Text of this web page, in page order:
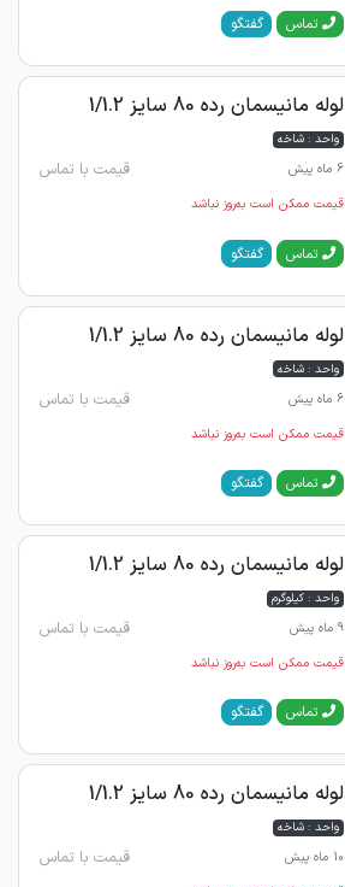
تماس گفتگو
لوله مانیسمان رده 80 سایز 1/1.2
واحد : شاخه
6 ماه پیش
قیمت با تماس
قیمت ممکن است به‌روز نباشد
تماس گفتگو
لوله مانیسمان رده 80 سایز 1/1.2
واحد : شاخه
6 ماه پیش
قیمت با تماس
قیمت ممکن است به‌روز نباشد
تماس گفتگو
لوله مانیسمان رده 80 سایز 1/1.2
واحد : کیلوگرم
9 ماه پیش
قیمت با تماس
قیمت ممکن است به‌روز نباشد
تماس گفتگو
لوله مانیسمان رده 80 سایز 1/1.2
واحد : شاخه
10 ماه پیش
قیمت با تماس